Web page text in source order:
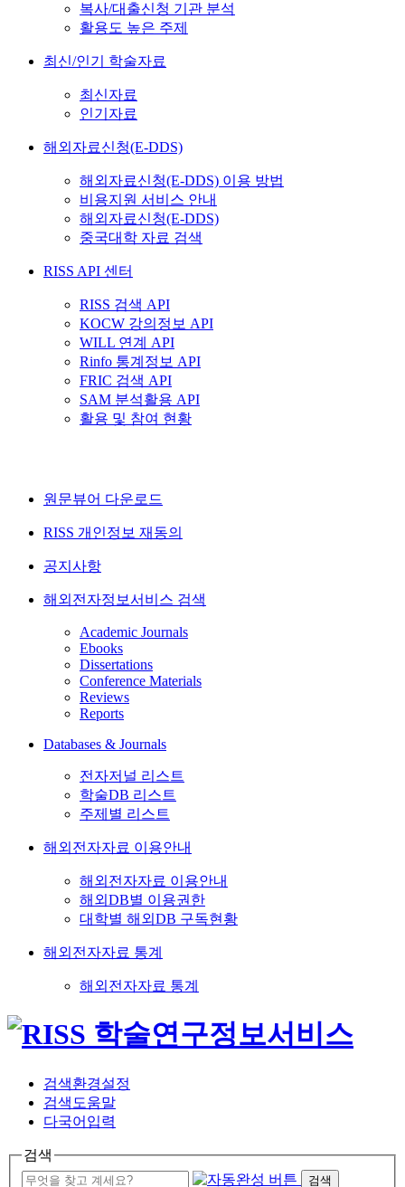
복사/대출신청 기관 분석
활용도 높은 주제
최신/인기 학술자료
최신자료
인기자료
해외자료신청(E-DDS)
해외자료신청(E-DDS) 이용 방법
비용지원 서비스 안내
해외자료신청(E-DDS)
중국대학 자료 검색
RISS API 센터
RISS 검색 API
KOCW 강의정보 API
WILL 연계 API
Rinfo 통계정보 API
FRIC 검색 API
SAM 분석활용 API
활용 및 참여 현황
원문뷰어 다운로드
RISS 개인정보 재동의
공지사항
해외전자정보서비스 검색
Academic Journals
Ebooks
Dissertations
Conference Materials
Reviews
Reports
Databases & Journals
전자저널 리스트
학술DB 리스트
주제별 리스트
해외전자자료 이용안내
해외전자자료 이용안내
해외DB별 이용권한
대학별 해외DB 구독현황
해외전자자료 통계
해외전자자료 통계
검색환경설정
검색도움말
다국어입력
검색
검색